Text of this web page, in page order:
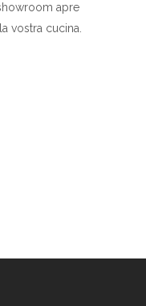
apre
vostra cucina.